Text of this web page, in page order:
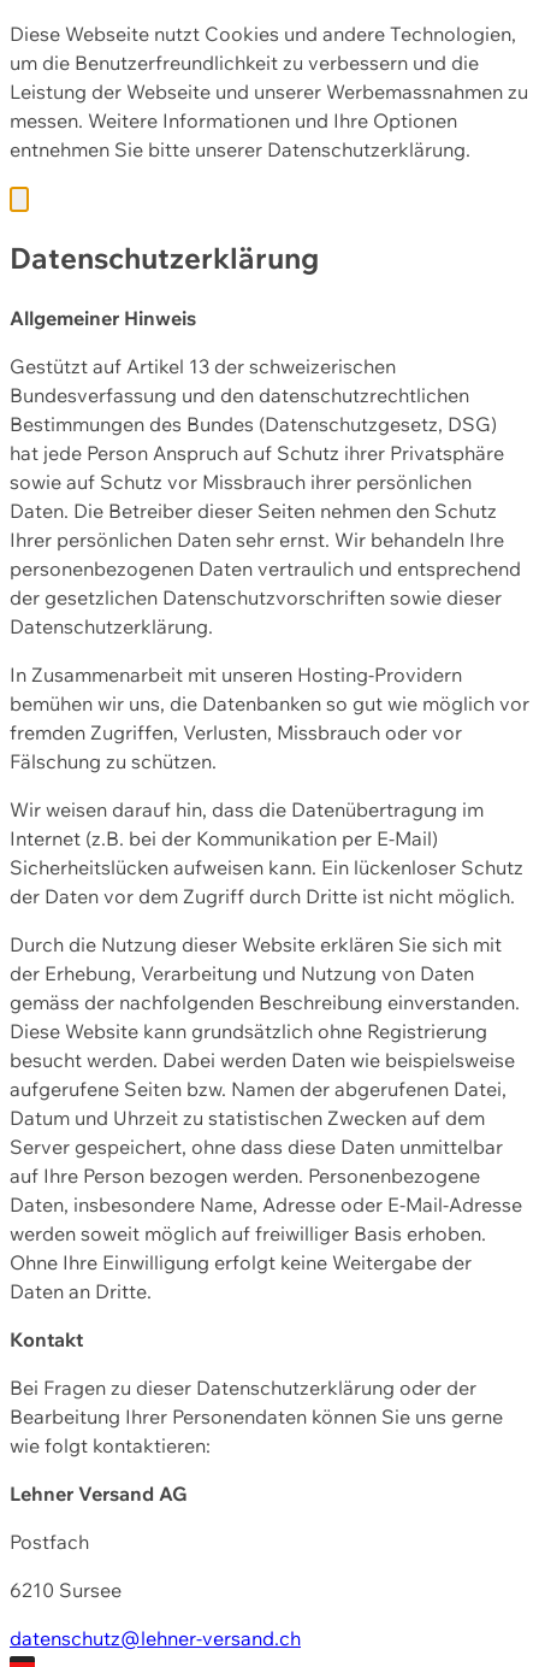
Diese Webseite nutzt Cookies und andere Technologien,
um die Benutzerfreundlichkeit zu verbessern und die
Leistung der Webseite und unserer Werbemassnahmen zu
messen. Weitere Informationen und Ihre Optionen
entnehmen Sie bitte unserer Datenschutzerklärung.
Datenschutzerklärung
Allgemeiner Hinweis
Gestützt auf Artikel 13 der schweizerischen
Bundesverfassung und den datenschutzrechtlichen
Bestimmungen des Bundes (Datenschutzgesetz, DSG)
hat jede Person Anspruch auf Schutz ihrer Privatsphäre
sowie auf Schutz vor Missbrauch ihrer persönlichen
Daten. Die Betreiber dieser Seiten nehmen den Schutz
Ihrer persönlichen Daten sehr ernst. Wir behandeln Ihre
personenbezogenen Daten vertraulich und entsprechend
der gesetzlichen Datenschutzvorschriften sowie dieser
Datenschutzerklärung.
In Zusammenarbeit mit unseren Hosting-Providern
bemühen wir uns, die Datenbanken so gut wie möglich vor
fremden Zugriffen, Verlusten, Missbrauch oder vor
Fälschung zu schützen.
Wir weisen darauf hin, dass die Datenübertragung im
Internet (z.B. bei der Kommunikation per E-Mail)
Sicherheitslücken aufweisen kann. Ein lückenloser Schutz
der Daten vor dem Zugriff durch Dritte ist nicht möglich.
Durch die Nutzung dieser Website erklären Sie sich mit
der Erhebung, Verarbeitung und Nutzung von Daten
gemäss der nachfolgenden Beschreibung einverstanden.
Diese Website kann grundsätzlich ohne Registrierung
besucht werden. Dabei werden Daten wie beispielsweise
aufgerufene Seiten bzw. Namen der abgerufenen Datei,
Datum und Uhrzeit zu statistischen Zwecken auf dem
Server gespeichert, ohne dass diese Daten unmittelbar
auf Ihre Person bezogen werden. Personenbezogene
Daten, insbesondere Name, Adresse oder E-Mail-Adresse
werden soweit möglich auf freiwilliger Basis erhoben.
Ohne Ihre Einwilligung erfolgt keine Weitergabe der
Daten an Dritte.
Kontakt
Bei Fragen zu dieser Datenschutzerklärung oder der
Bearbeitung Ihrer Personendaten können Sie uns gerne
wie folgt kontaktieren:
Lehner Versand AG
Postfach
6210 Sursee
datenschutz@lehner-versand.ch